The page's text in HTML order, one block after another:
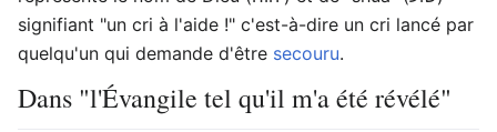
signifiant "un cri à l'aide !" c'est-à-dire un cri lancé par
quelqu'un qui demande d'être secouru.
Dans "l'Évangile tel qu'il m'a été révélé"